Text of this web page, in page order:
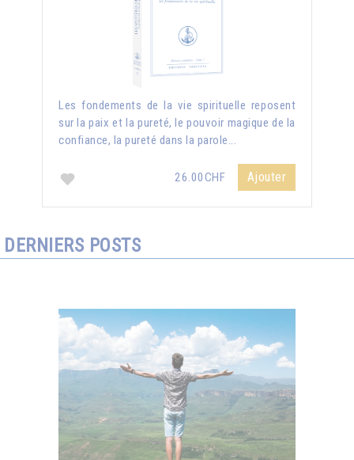
Les fondements de la vie spirituelle reposent
sur la paix et la pureté, le pouvoir magique de la
confiance, la pureté dans la parole...
26.00CHF Ajouter
DERNIERS POSTS